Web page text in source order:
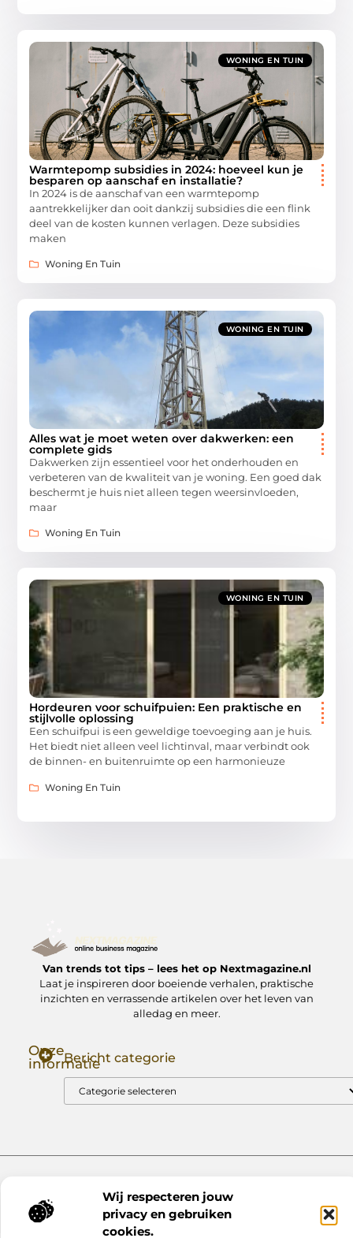
Wij respecteren jouw
privacy en gebruiken
cookies.
WONING EN TUIN
Warmtepomp subsidies in 2024: hoeveel kun je
besparen op aanschaf en installatie?
In 2024 is de aanschaf van een warmtepomp
aantrekkelijker dan ooit dankzij subsidies die een flink
deel van de kosten kunnen verlagen. Deze subsidies
maken
Woning En Tuin
WONING EN TUIN
Alles wat je moet weten over dakwerken: een
complete gids
Dakwerken zijn essentieel voor het onderhouden en
verbeteren van de kwaliteit van je woning. Een goed dak
beschermt je huis niet alleen tegen weersinvloeden,
maar
Woning En Tuin
WONING EN TUIN
Hordeuren voor schuifpuien: Een praktische en
stijlvolle oplossing
Een schuifpui is een geweldige toevoeging aan je huis.
Het biedt niet alleen veel lichtinval, maar verbindt ook
de binnen- en buitenruimte op een harmonieuze
Woning En Tuin
Van trends tot tips – lees het op Nextmagazine.nl
Laat je inspireren door boeiende verhalen, praktische
inzichten en verrassende artikelen over het leven van
alledag en meer.
Onze
informatieBericht categorie
@2025 www.nextmagazine.nl. All Right Reserved.